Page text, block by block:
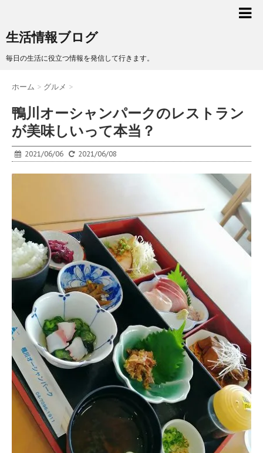
生活情報ブログ
毎日の生活に役立つ情報を発信して行きます。
ホーム > グルメ >
鴨川オーシャンパークのレストラン
が美味しいって本当？
2021/06/06 2021/06/08